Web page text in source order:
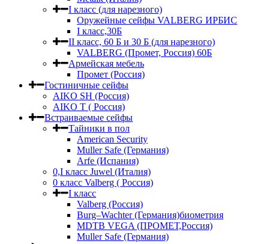
I класс (для нарезного)
Оружейные сейфы VALBERG ИРБИС
I класс,30Б
II класс, 60 Б и 30 Б (для нарезного)
VALBERG (Промет, Россия) 60Б
Армейская мебель
Промет (Россия)
Гостиничные сейфы
AIKO SH (Россия)
AIKO Т ( Россия)
Встраиваемые сейфы
Тайники в пол
American Security
Muller Safe (Германия)
Arfe (Испания)
0,I класс Juwel (Италия)
0 класс Valberg ( Россия)
I класс
Valberg (Россия)
Burg–Wachter (Германия)биометрия
MDTB VEGA (ПРОМЕТ,Россия)
Muller Safe (Германия)